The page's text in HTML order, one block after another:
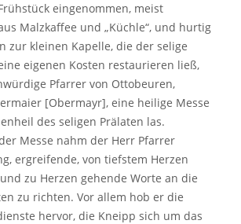
eingenommen, meist
Malzkaffee und „Küchle“, und hurtig
zur kleinen Kapelle, die der selige
eigenen Kosten restaurieren ließ,
Pfarrer von Ottobeuren,
[Obermayr], eine heilige Messe
des seligen Prälaten las.
Messe nahm der Herr Pfarrer
ergreifende, von tiefstem Herzen
zu Herzen gehende Worte an die
zu richten. Vor allem hob er die
hervor, die Kneipp sich um das